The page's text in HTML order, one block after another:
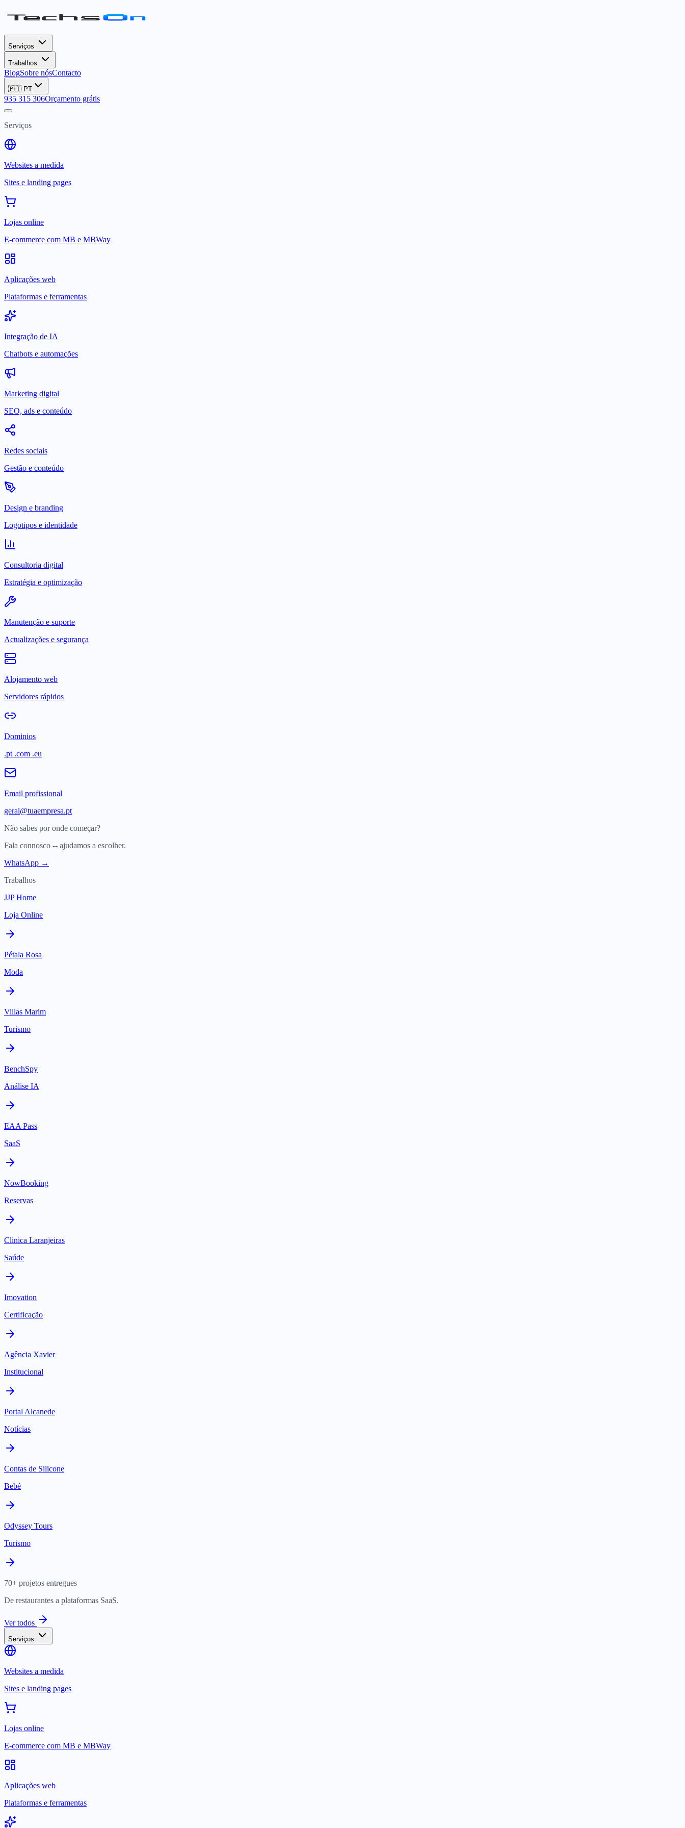
Serviços
Trabalhos
BlogSobre nósContacto
🇵🇹 PT
935 315 306Orçamento grátis
Serviços
Websites a medida
Sites e landing pages
Lojas online
E-commerce com MB e MBWay
Aplicações web
Plataformas e ferramentas
Integração de IA
Chatbots e automações
Marketing digital
SEO, ads e conteúdo
Redes sociais
Gestão e conteúdo
Design e branding
Logotipos e identidade
Consultoria digital
Estratégia e optimização
Manutenção e suporte
Actualizações e segurança
Alojamento web
Servidores rápidos
Dominios
.pt .com .eu
Email profissional
geral@tuaempresa.pt
Não sabes por onde começar?
Fala connosco -- ajudamos a escolher.
WhatsApp →
Trabalhos
JJP Home
Loja Online
Pétala Rosa
Moda
Villas Marim
Turismo
BenchSpy
Análise IA
EAA Pass
SaaS
NowBooking
Reservas
Clinica Laranjeiras
Saúde
Imovation
Certificação
Agência Xavier
Institucional
Portal Alcanede
Notícias
Contas de Silicone
Bebé
Odyssey Tours
Turismo
70+ projetos entregues
De restaurantes a plataformas SaaS.
Ver todos
Serviços
Websites a medida
Sites e landing pages
Lojas online
E-commerce com MB e MBWay
Aplicações web
Plataformas e ferramentas